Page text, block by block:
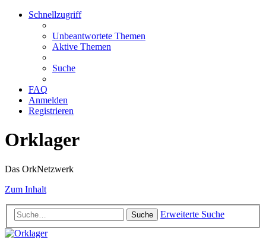
Schnellzugriff
Unbeantwortete Themen
Aktive Themen
Suche
FAQ
Anmelden
Registrieren
Orklager
Das OrkNetzwerk
Zum Inhalt
Suche Erweiterte Suche